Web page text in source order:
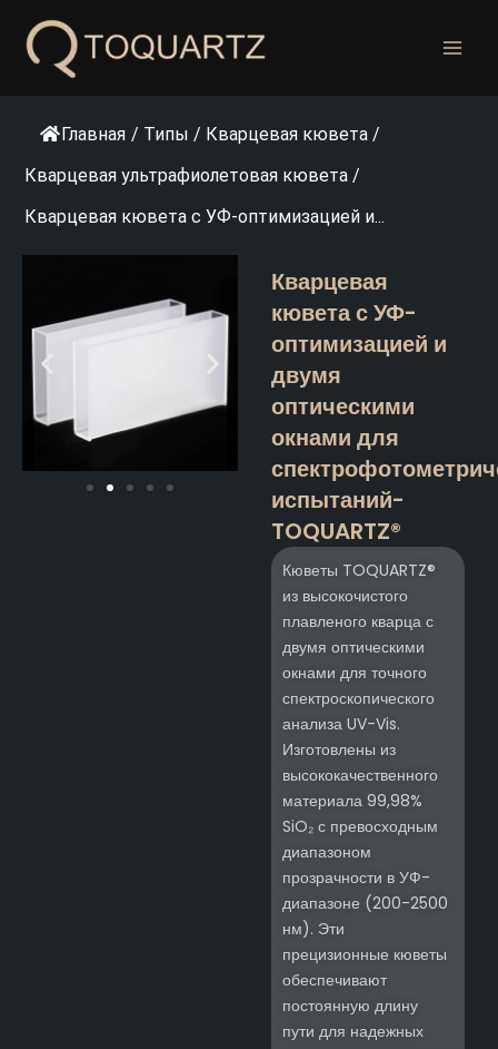
содержанию
Главная / Типы / Кварцевая кювета /
Кварцевая ультрафиолетовая кювета /
Кварцевая кювета с УФ-оптимизацией и...
Кварцевая
кювета с УФ-
оптимизацией и
двумя
оптическими
окнами для
испытаний-
TOQUARTZ®
Кюветы TOQUARTZ®
из высокочистого
плавленого кварца с
двумя оптическими
окнами для точного
спектроскопического
анализа UV-Vis.
Изготовлены из
высококачественного
материала 99,98%
SiO₂ с превосходным
диапазоном
прозрачности в УФ-
диапазоне (200-2500
нм). Эти
прецизионные кюветы
обеспечивают
постоянную длину
пути для надежных